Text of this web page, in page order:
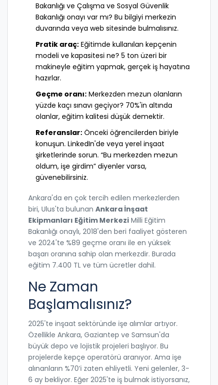
Bakanlığı ve Çalışma ve Sosyal Güvenlik
Bakanlığı onayı var mı? Bu bilgiyi merkezin
duvarında veya web sitesinde bulmalısınız.
Pratik araç: Eğitimde kullanılan kepçenin
modeli ve kapasitesi ne? 5 ton üzeri bir
makineyle eğitim yapmak, gerçek iş hayatına
hazırlar.
Geçme oranı: Merkezden mezun olanların
yüzde kaçı sınavı geçiyor? 70%'in altında
olanlar, eğitim kalitesi düşük demektir.
Referanslar: Önceki öğrencilerden biriyle
konuşun. LinkedIn'de veya yerel inşaat
şirketlerinde sorun. “Bu merkezden mezun
oldum, işe girdim” diyenler varsa,
güvenebilirsiniz.
Ankara'da en çok tercih edilen merkezlerden
biri, Ulus'ta bulunan Ankara İnşaat
Ekipmanları Eğitim Merkezi Milli Eğitim
Bakanlığı onaylı, 2018'den beri faaliyet gösteren
ve 2024'te %89 geçme oranı ile en yüksek
başarı oranına sahip olan merkezdir. Burada
eğitim 7.400 TL ve tüm ücretler dahil.
Ne Zaman
Başlamalısınız?
2025'te inşaat sektöründe işe alımlar artıyor.
Özellikle Ankara, Gaziantep ve Samsun'da
büyük depo ve lojistik projeleri başlıyor. Bu
projelerde kepçe operatörü aranıyor. Ama işe
alınanların %70’i zaten ehliyetli. Yeni gelenler, 3-
6 ay bekliyor. Eğer 2025'te iş bulmak istiyorsanız,